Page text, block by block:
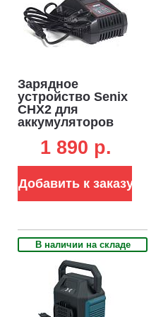
Зарядное
устройство Senix
CHX2 для
аккумуляторов
1 890 p.
Добавить к заказу
В наличии на складе